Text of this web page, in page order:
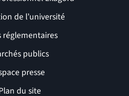
de l’université
réglementaires
publics
presse
du site